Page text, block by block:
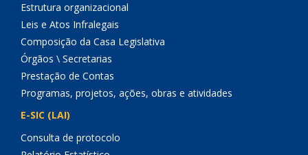
Estrutura organizacional
Leis e Atos Infralegais
Composição da Casa Legislativa
Órgãos \ Secretarias
Prestação de Contas
Programas, projetos, ações, obras e atividades
E-SIC (LAI)
Consulta de protocolo